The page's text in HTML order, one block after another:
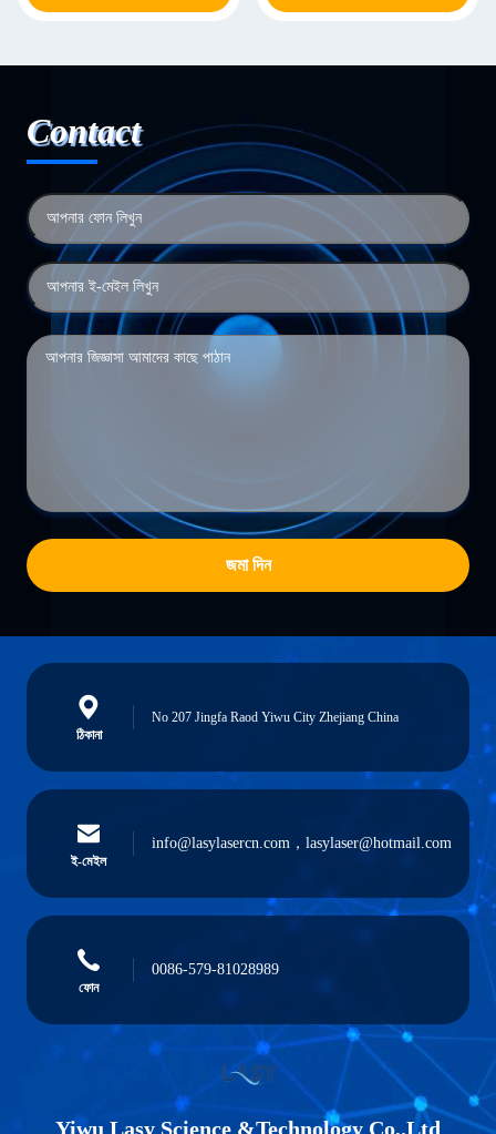
Contact
জমা দিন
ঠিকানা
No 207 Jingfa Raod Yiwu City Zhejiang China
ই-মেইল
info@lasylasercn.com，lasylaser@hotmail.com
ফোন
0086-579-81028989
Yiwu Lasy Science &Technology Co,.Ltd